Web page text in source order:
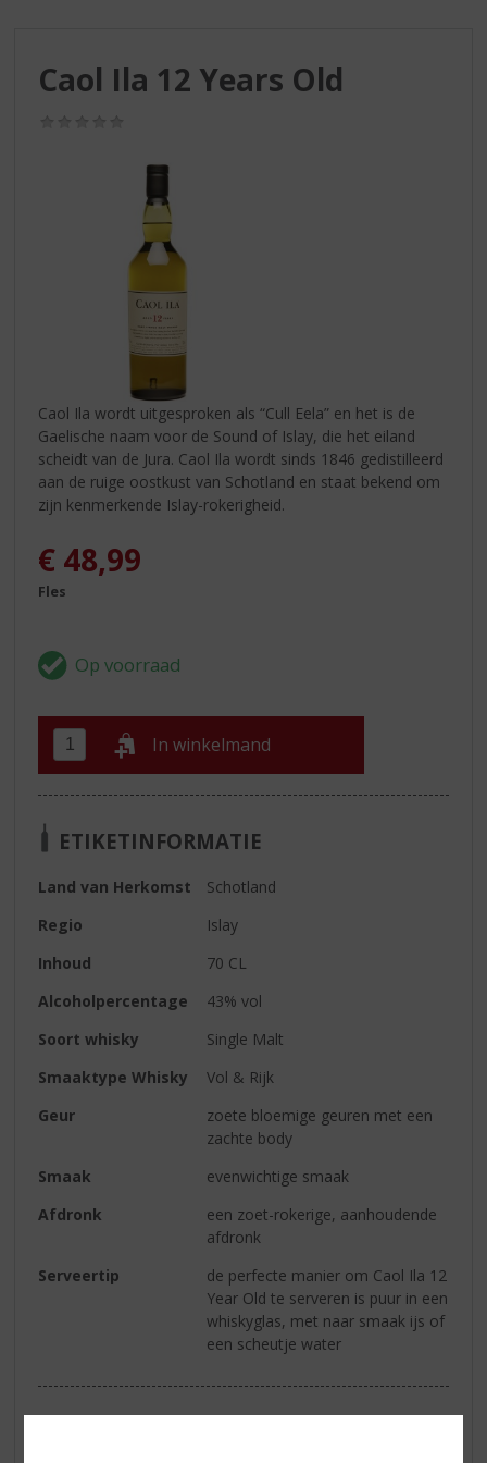
Caol Ila 12 Years Old
Caol Ila wordt uitgesproken als “Cull Eela” en het is de
Gaelische naam voor de Sound of Islay, die het eiland
scheidt van de Jura. Caol Ila wordt sinds 1846 gedistilleerd
aan de ruige oostkust van Schotland en staat bekend om
zijn kenmerkende Islay-rokerigheid.
€ 48,99
Fles
In winkelmand
ETIKETINFORMATIE
Land van Herkomst
Schotland
Regio
Islay
Inhoud
70 CL
Alcoholpercentage
43% vol
Soort whisky
Single Malt
Smaaktype Whisky
Vol & Rijk
Geur
zoete bloemige geuren met een
zachte body
Smaak
evenwichtige smaak
Afdronk
een zoet-rokerige, aanhoudende
afdronk
Serveertip
de perfecte manier om Caol Ila 12
Year Old te serveren is puur in een
whiskyglas, met naar smaak ijs of
een scheutje water
Reviews